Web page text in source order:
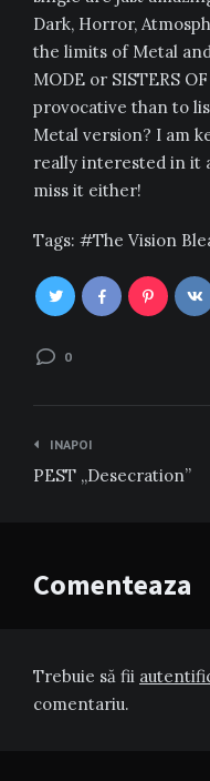
Dark, Horror,
the limits of Metal
MODE or SISTERS
provocative than to
Metal version? I am
really interested in it
miss it either!
Tags: The Vision
0
Navigare
în
INAPOI
PEST „Desecration”
Comenteaza
Trebuie să fii
comentariu.